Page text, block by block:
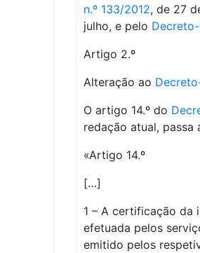
n.º 133/2012, de 27
julho, e pelo
Artigo 2.º
Alteração ao
O artigo 14.º do
redação atual, passa
«Artigo 14.º
[…]
1 – A certificação da
efetuada pelos
emitido pelos